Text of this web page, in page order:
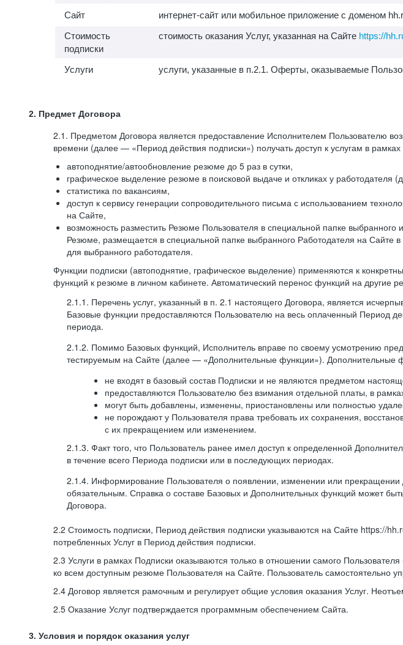
Сайт
интернет-сайт или мобильное приложение с доменом
Стоимость
подписки
стоимость оказания Услуг, указанная на Сайте https://
Услуги услуги, указанные в п.2.1. Оферты, оказываемые
2. Предмет Договора
2.1. Предметом Договора является предоставление Исполнителем Пользователю
времени (далее — «Период действия подписки») получать доступ к услугам в
автоподнятие/автообновление резюме до 5 раз в сутки,
графическое выделение резюме в поисковой выдаче и откликах у работодателя
статистика по вакансиям,
доступ к сервису генерации сопроводительного письма с использованием
на Сайте,
возможность разместить Резюме Пользователя в специальной папке
Резюме, размещается в специальной папке выбранного Работодателя на Сайте
для выбранного работодателя.
Функции подписки (автоподнятие, графическое выделение) применяются к
функций к резюме в личном кабинете. Автоматический перенос функций на другие
2.1.1. Перечень услуг, указанный в п. 2.1 настоящего Договора, является
Базовые функции предоставляются Пользователю на весь оплаченный Период
периода.
2.1.2. Помимо Базовых функций, Исполнитель вправе по своему усмотрению
тестируемым на Сайте (далее — «Дополнительные функции»). Дополнительные
не входят в базовый состав Подписки и не являются предметом
предоставляются Пользователю без взимания отдельной платы, в
могут быть добавлены, изменены, приостановлены или полностью
не порождают у Пользователя права требовать их сохранения,
с их прекращением или изменением.
2.1.3. Факт того, что Пользователь ранее имел доступ к определенной
в течение всего Периода подписки или в последующих периодах.
2.1.4. Информирование Пользователя о появлении, изменении или
обязательным. Справка о составе Базовых и Дополнительных функций может
Договора.
2.2 Стоимость подписки, Период действия подписки указываются на Сайте https://
потребленных Услуг в Период действия подписки.
2.3 Услуги в рамках Подписки оказываются только в отношении самого
ко всем доступным резюме Пользователя на Сайте. Пользователь самостоятельно
2.4 Договор является рамочным и регулирует общие условия оказания Услуг.
2.5 Оказание Услуг подтверждается программным обеспечением Сайта.
3. Условия и порядок оказания услуг